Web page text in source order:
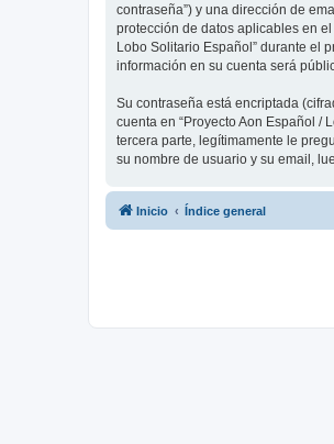
contraseña”) y una dirección de
protección de datos aplicables en
Lobo Solitario Español” durante el
información en su cuenta será
Su contraseña está encriptada
cuenta en “Proyecto Aon Español /
tercera parte, legítimamente le
su nombre de usuario y su email,
Inicio Índice general